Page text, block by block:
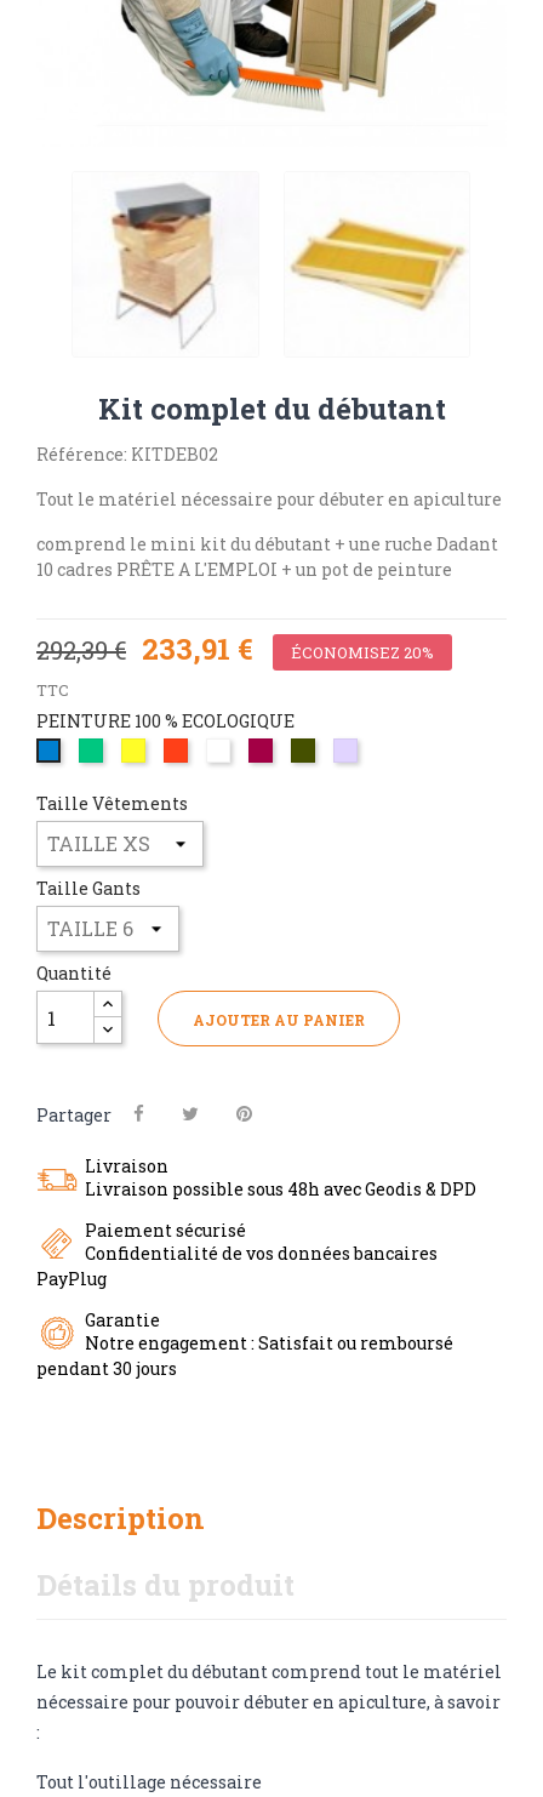
Kit complet du débutant
Référence: KITDEB02
Tout le matériel nécessaire pour débuter en apiculture
comprend le mini kit du débutant + une ruche Dadant
10 cadres PRÊTE A L'EMPLOI + un pot de peinture
292,39 € 233,91 €
ÉCONOMISEZ 20%
TTC
PEINTURE 100 % ECOLOGIQUE
PHALTOPHALTO
OLIVEALU
Taille Vêtements
Taille Gants
Quantité
AJOUTER AU PANIER
Partager
Livraison
Livraison possible sous 48h avec Geodis & DPD
Paiement sécurisé
Confidentialité de vos données bancaires
PayPlug
Garantie
Notre engagement : Satisfait ou remboursé
pendant 30 jours
Description
Détails du produit
Le kit complet du débutant comprend tout le matériel
nécessaire pour pouvoir débuter en apiculture, à savoir
:
Tout l'outillage nécessaire